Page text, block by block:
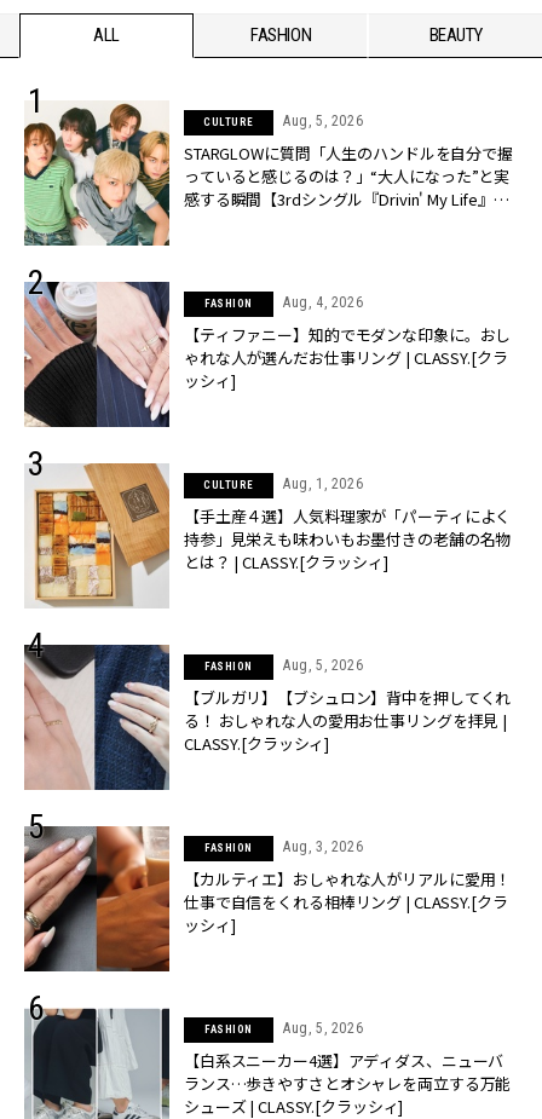
ALL FASHION BEAUTY
CULTURE Aug, 5, 2026
STARGLOWに質問「人生のハンドルを自分で握
っていると感じるのは？」“大️人になった”と実
感する瞬間【3rdシングル『Drivin' My Life』発
FASHION Aug, 4, 2026
【ティファニー】知的でモダンな印象に。おし
ゃれな人が選んだお仕事リング | CLASSY.[クラ
ッシィ]
CULTURE Aug, 1, 2026
【手土産４選】人気料理家が「パーティによく
持参」見栄えも味わいもお墨付きの老舗の名物
とは？ | CLASSY.[クラッシィ]
FASHION Aug, 5, 2026
【ブルガリ】【ブシュロン】背中を押してくれ
る！ おしゃれな人の愛用お仕事リングを拝見 |
CLASSY.[クラッシィ]
FASHION Aug, 3, 2026
【カルティエ】おしゃれな人がリアルに愛用！
仕事で自信をくれる相棒リング | CLASSY.[クラ
ッシィ]
FASHION Aug, 5, 2026
【白系スニーカー4選】アディダス、ニューバ
ランス…歩きやすさとオシャレを両立する万能
シューズ | CLASSY.[クラッシィ]